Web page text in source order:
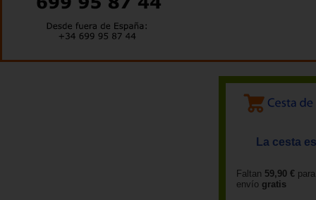
La cesta
Faltan 59,90 €
envío gratis